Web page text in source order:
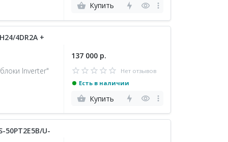
Купить
4DR2A +
Inverter"
137 000 р.
Нет отзывов
Есть в наличии
Купить
U-